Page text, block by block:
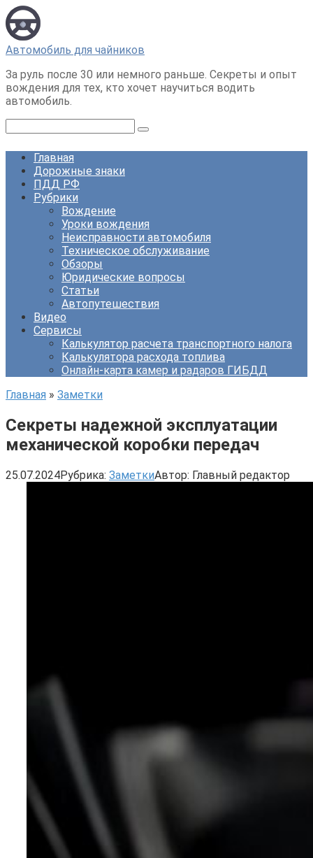
Перейти
к
контенту
Автомобиль для чайников
За руль после 30 или немного раньше. Секреты и опыт
вождения для тех, кто хочет научиться водить
автомобиль.
Главная
Дорожные знаки
ПДД РФ
Рубрики
Вождение
Уроки вождения
Неисправности автомобиля
Техническое обслуживание
Обзоры
Юридические вопросы
Статьи
Автопутешествия
Видео
Сервисы
Калькулятор расчета транспортного налога
Калькулятора расхода топлива
Онлайн-карта камер и радаров ГИБДД
Главная » Заметки
Секреты надежной эксплуатации
механической коробки передач
25.07.2024Рубрика: ЗаметкиАвтор: Главный редактор